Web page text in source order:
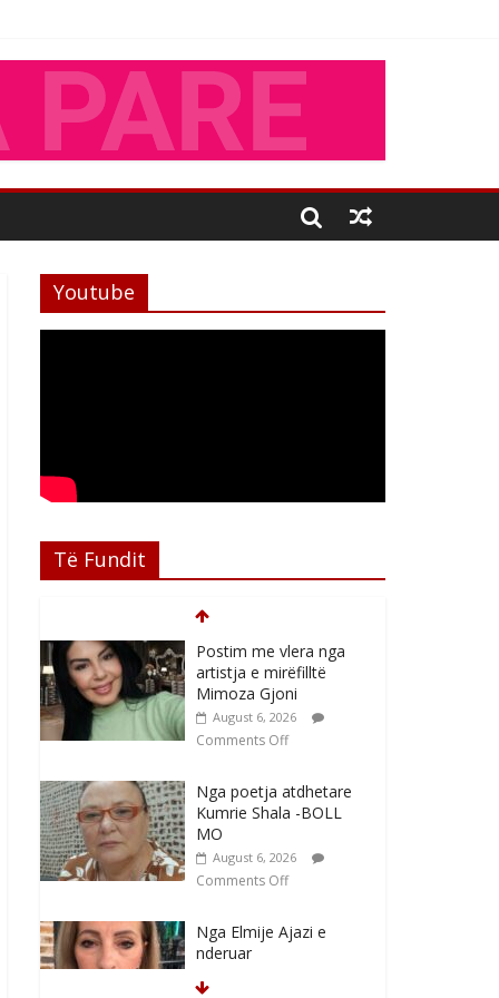
Youtube
Të Fundit
Postim me vlera nga
artistja e mirëfilltë
Mimoza Gjoni
August 6, 2026
Comments Off
Nga poetja atdhetare
Kumrie Shala -BOLL
MO
August 6, 2026
Comments Off
Nga Elmije Ajazi e
nderuar